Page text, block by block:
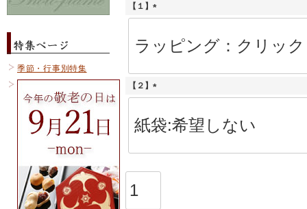
季節・行事別特集
【１】
(
須
【２】
(
須